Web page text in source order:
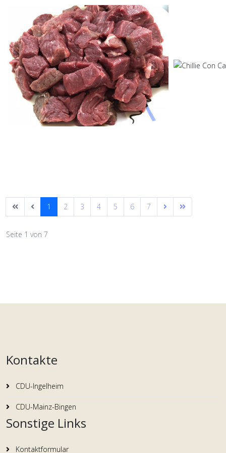
1 2 3 4 5 6 7
Seite 1 von 7
Kontakte
CDU-Ingelheim
CDU-Mainz-Bingen
Sonstige Links
Kontaktformular